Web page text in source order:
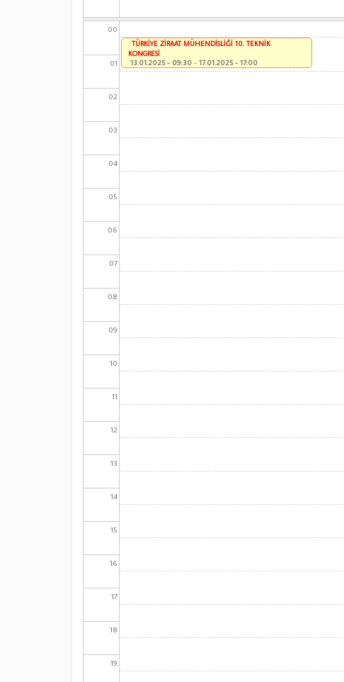
00
01
02
03
04
05
06
07
08
09
10
11
12
13
14
15
16
17
18
19
TÜRKİYE ZİRAAT MÜHENDİSLİĞİ 10. TEKNİK
KONGRESİ
13.01.2025 - 09:30 - 17.01.2025 - 17:00